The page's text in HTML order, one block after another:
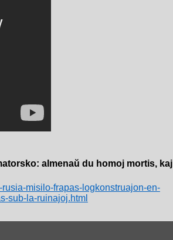
almenaŭ du homoj mortis, kaj
misilo-frapas-logkonstruajon-en-
sub-la-ruinajoj.html